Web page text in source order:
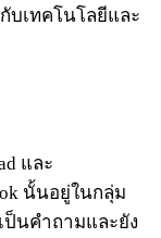
บเทคโนโลยีและ
และ
นั้นอยู่ในกลุ่ม
นคำถามและยัง